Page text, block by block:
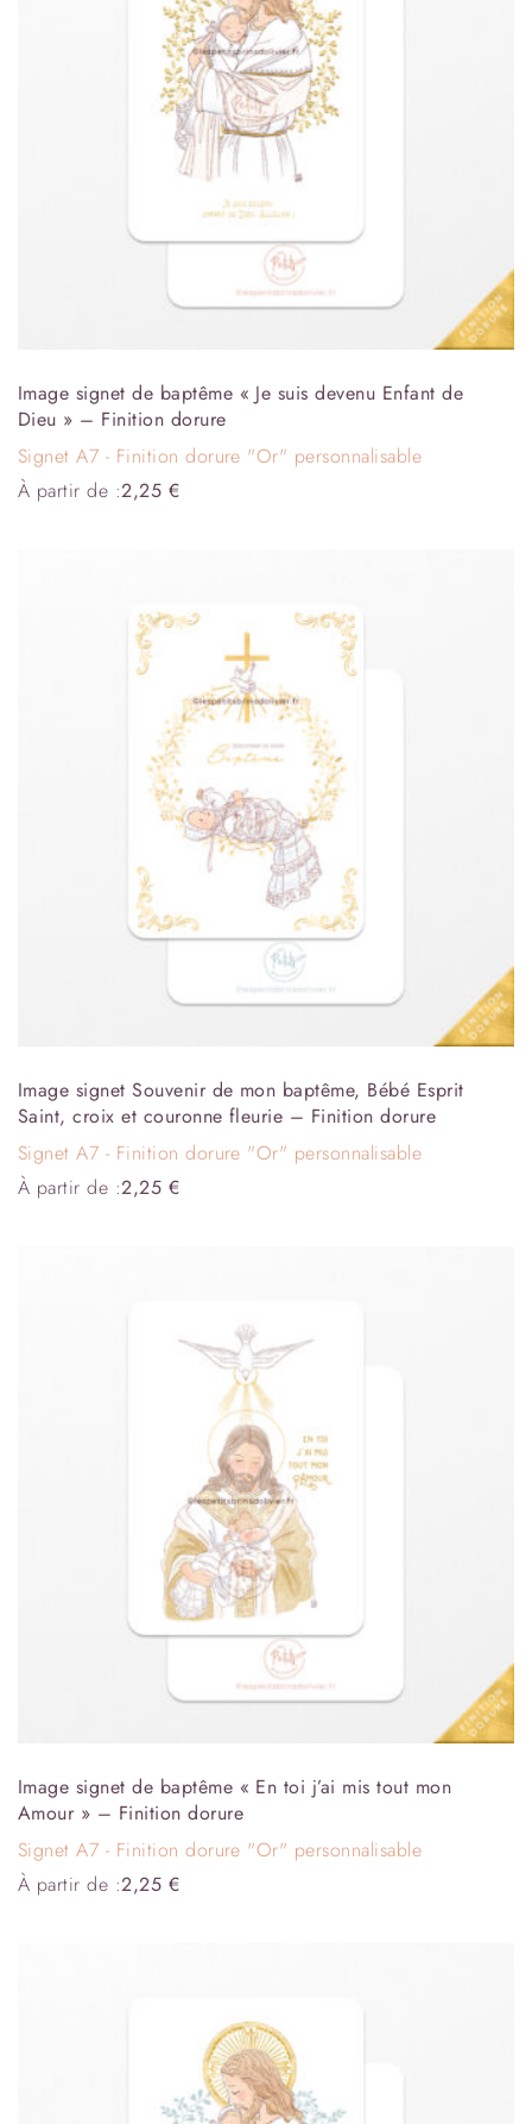
Image signet de baptême « Je suis devenu Enfant de
Dieu » – Finition dorure
Signet A7 - Finition dorure "Or" personnalisable
À partir de :2,25 €
Image signet Souvenir de mon baptême, Bébé Esprit
Saint, croix et couronne fleurie – Finition dorure
Signet A7 - Finition dorure "Or" personnalisable
À partir de :2,25 €
Image signet de baptême « En toi j’ai mis tout mon
Amour » – Finition dorure
Signet A7 - Finition dorure "Or" personnalisable
À partir de :2,25 €